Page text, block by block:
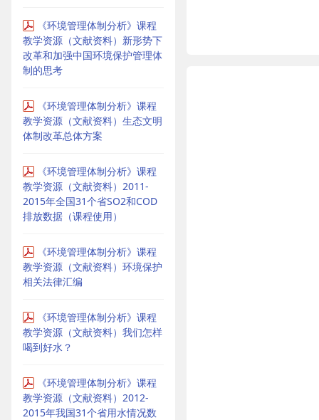
《环境管理体制分析》课程
教学资源（文献资料）新形势下
改革和加强中国环境保护管理体
制的思考
《环境管理体制分析》课程
教学资源（文献资料）生态文明
体制改革总体方案
《环境管理体制分析》课程
教学资源（文献资料）2011-
2015年全国31个省SO2和COD
排放数据（课程使用）
《环境管理体制分析》课程
教学资源（文献资料）环境保护
相关法律汇编
《环境管理体制分析》课程
教学资源（文献资料）我们怎样
喝到好水？
《环境管理体制分析》课程
教学资源（文献资料）2012-
2015年我国31个省用水情况数